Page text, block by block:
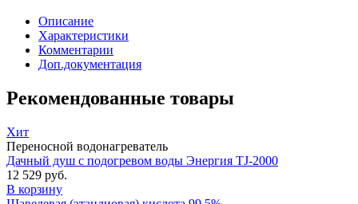
Описание
Характеристики
Комментарии
Доп.документация
Рекомендованные товары
Хит
Переносной водонагреватель
Дачный душ с подогревом воды Энергия TJ-2000
12 529 руб.
В корзину